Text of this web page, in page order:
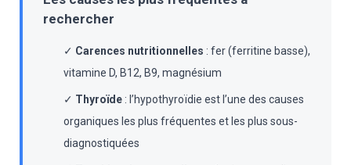
rechercher
✓ Carences nutritionnelles : fer (ferritine basse),
vitamine D, B12, B9, magnésium
✓ Thyroïde : l’hypothyroïdie est l’une des causes
organiques les plus fréquentes et les plus sous-
diagnostiquées